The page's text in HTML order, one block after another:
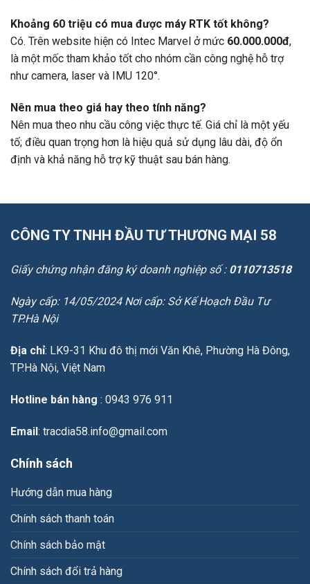
Khoảng 60 triệu có mua được máy RTK tốt không?
Có. Trên website hiện có Intec Marvel ở mức 60.000.000đ,
là một mốc tham khảo tốt cho nhóm cần công nghệ hỗ trợ
như camera, laser và IMU 120°.
Nên mua theo giá hay theo tính năng?
Nên mua theo nhu cầu công việc thực tế. Giá chỉ là một yếu
tố; điều quan trọng hơn là hiệu quả sử dụng lâu dài, độ ổn
định và khả năng hỗ trợ kỹ thuật sau bán hàng.
CÔNG TY TNHH ĐẦU TƯ THƯƠNG MẠI 58
Giấy chứng nhận đăng ký doanh nghiệp số : 0110713518
Ngày cấp: 14/05/2024 Nơi cấp: Sở Kế Hoạch Đầu Tư
TP.Hà Nội
Địa chỉ: LK9-31 Khu đô thị mới Văn Khê, Phường Hà Đông,
TP.Hà Nội, Việt Nam
Hotline bán hàng : 0943 976 911
Email: tracdia58.info@gmail.com
Chính sách
Hướng dẫn mua hàng
Chính sách thanh toán
Chính sách bảo mật
Chính sách đổi trả hàng